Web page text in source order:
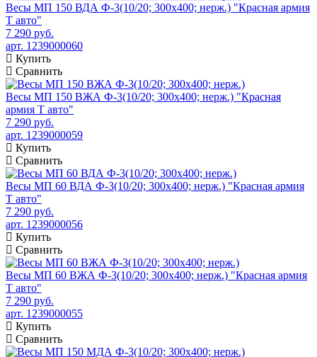
Весы МП 150 ВДА Ф-3(10/20; 300х400; нерж.) "Красная армия
Т авто"
7 290 руб.
арт. 1239000060
Купить
Сравнить
Весы МП 150 ВЖА Ф-3(10/20; 300х400; нерж.) "Красная
армия Т авто"
7 290 руб.
арт. 1239000059
Купить
Сравнить
Весы МП 60 ВДА Ф-3(10/20; 300х400; нерж.) "Красная армия
Т авто"
7 290 руб.
арт. 1239000056
Купить
Сравнить
Весы МП 60 ВЖА Ф-3(10/20; 300х400; нерж.) "Красная армия
Т авто"
7 290 руб.
арт. 1239000055
Купить
Сравнить